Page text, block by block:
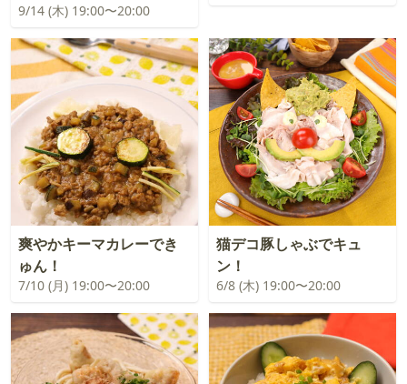
9/14 (木) 19:00〜20:00
爽やかキーマカレーでき
ゅん！
7/10 (月) 19:00〜20:00
猫デコ豚しゃぶでキュ
ン！
6/8 (木) 19:00〜20:00